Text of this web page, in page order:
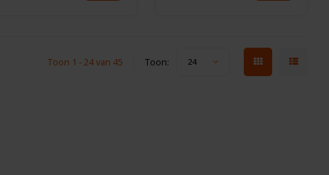
Toon 1 - 24 van 45 Toon: 24